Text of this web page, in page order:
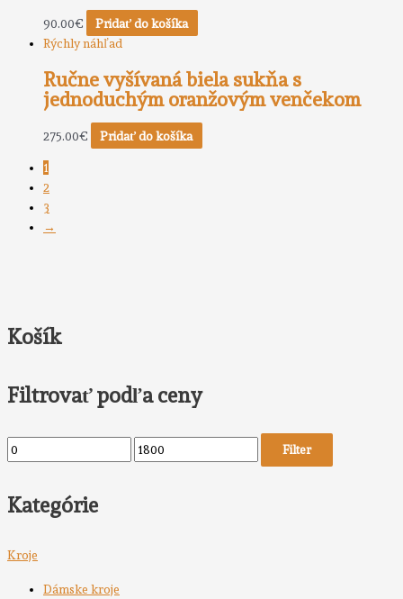
Košík
Filtrovať podľa ceny
Filter
Kategórie
Kroje
Dámske kroje
90.00€
Pridať do košíka
Rýchly náhľad
Ručne vyšívaná biela sukňa s
jednoduchým oranžovým venčekom
275.00€ Pridať do košíka
1
2
3
→